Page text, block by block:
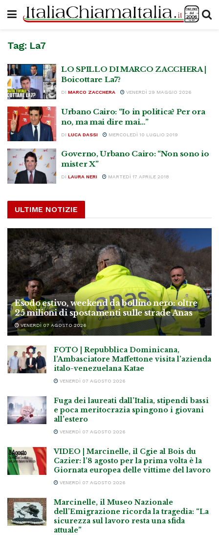
Tag: La7
LO SPILLO DI MARCO ZACCHERA |
Boicottare La7?
DI MARCO ZACCHERA VENERDÌ 29 MAGGIO 2026
Urbano Cairo: “Io in politica? Per ora
no, ma mai dire mai…”
DI LUCA DASSI MERCOLEDÌ 10 LUGLIO 2019
Governo, Urbano Cairo: “Non sono io
mister X”
DI LAURA NERI MARTEDÌ 17 APRILE 2018
ULTIME NOTIZIE
Esodo estivo, weekend da bollino nero: oltre
25 milioni di spostamenti sulle strade Anas
VENERDÌ 07 AGOSTO 2026
FOTO | Repubblica Dominicana,
l’Ambasciatore Maffettone visita l’azienda
italo-venezuelana Katae
VENERDÌ 07 AGOSTO 2026
Fuga dei laureati dall’Italia, stipendi bassi
e poca meritocrazia spingono i giovani
all’estero
VENERDÌ 07 AGOSTO 2026
VIDEO | Marcinelle, il Cgie al Bois du
Cazier: l’8 agosto per la prima volta è la
Giornata europea delle vittime del lavoro
VENERDÌ 07 AGOSTO 2026
Marcinelle, il Museo Nazionale
dell’Emigrazione ricorda la tragedia: “La
sicurezza sul lavoro resta una sfida
attuale”